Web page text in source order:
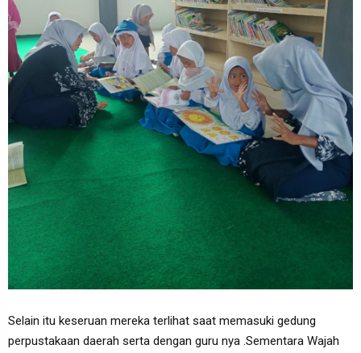
Selain itu keseruan mereka terlihat saat memasuki gedung
perpustakaan daerah serta dengan guru nya .Sementara Wajah